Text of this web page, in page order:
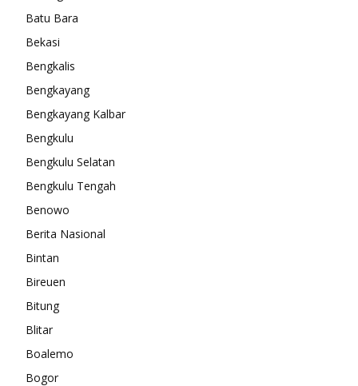
Batu Bara
Bekasi
Bengkalis
Bengkayang
Bengkayang Kalbar
Bengkulu
Bengkulu Selatan
Bengkulu Tengah
Benowo
Berita Nasional
Bintan
Bireuen
Bitung
Blitar
Boalemo
Bogor